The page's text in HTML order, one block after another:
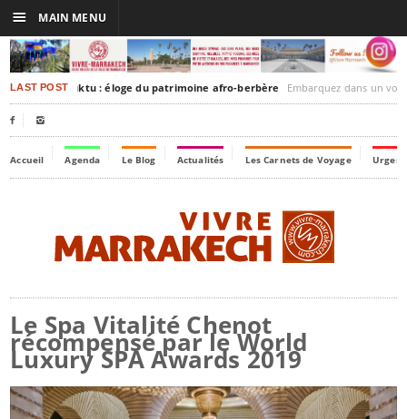
LAST POSTTimbuktu : éloge du patrimoine afro-berbère Embarquez dans un voyage culturel dans le
 
Accueil Agenda Le Blog Actualités Les Carnets de Voyage
Le Spa Vitalité Chenot
récompensé par le World
Luxury SPA Awards 2019
☰ MAIN MENU